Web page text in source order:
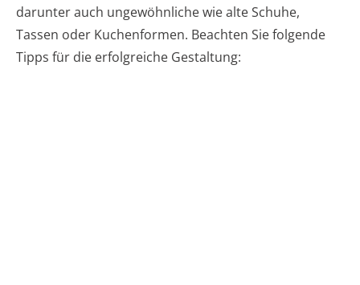
darunter auch ungewöhnliche wie alte Schuhe,
Tassen oder Kuchenformen. Beachten Sie folgende
Tipps für die erfolgreiche Gestaltung: